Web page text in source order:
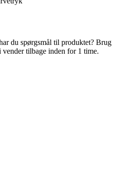
du spørgsmål til produktet? Brug
tilbage inden for 1 time.